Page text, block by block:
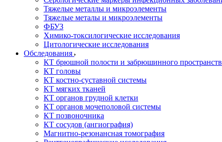
Тяжелые металлы и микроэлементы
Тяжелые металы и микроэлементы
ФБУЗ
Химико-токсилогические исследования
Цитологические исследования
Обследования
КТ брюшной полости и забрюшинного
КТ головы
КТ костно-суставной системы
КТ мягких тканей
КТ органов грудной клетки
КТ органов мочеполовой системы
КТ позвоночника
КТ сосудов (ангиография)
Магнитно-резонансная томография